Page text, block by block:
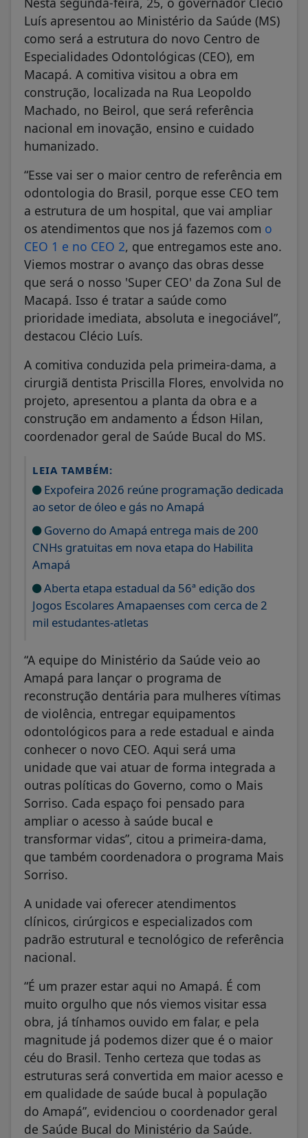
Luís apresentou ao Ministério da Saúde (MS)
como será a estrutura do novo Centro de
Especialidades Odontológicas (CEO), em
Macapá. A comitiva visitou a obra em
construção, localizada na Rua Leopoldo
Machado, no Beirol, que será referência
nacional em inovação, ensino e cuidado
humanizado.
“Esse vai ser o maior centro de referência em
odontologia do Brasil, porque esse CEO tem
a estrutura de um hospital, que vai ampliar
os atendimentos que nos já fazemos com o
CEO 1 e no CEO 2, que entregamos este ano.
Viemos mostrar o avanço das obras desse
que será o nosso 'Super CEO' da Zona Sul de
Macapá. Isso é tratar a saúde como
prioridade imediata, absoluta e inegociável”,
destacou Clécio Luís.
A comitiva conduzida pela primeira-dama, a
cirurgiã dentista Priscilla Flores, envolvida no
projeto, apresentou a planta da obra e a
construção em andamento a Édson Hilan,
coordenador geral de Saúde Bucal do MS.
LEIA TAMBÉM:
Expofeira 2026 reúne programação dedicada
ao setor de óleo e gás no Amapá
Governo do Amapá entrega mais de 200
CNHs gratuitas em nova etapa do Habilita
Amapá
Aberta etapa estadual da 56ª edição dos
Jogos Escolares Amapaenses com cerca de 2
mil estudantes-atletas
“A equipe do Ministério da Saúde veio ao
Amapá para lançar o programa de
reconstrução dentária para mulheres vítimas
de violência, entregar equipamentos
odontológicos para a rede estadual e ainda
conhecer o novo CEO. Aqui será uma
unidade que vai atuar de forma integrada a
outras políticas do Governo, como o Mais
Sorriso. Cada espaço foi pensado para
ampliar o acesso à saúde bucal e
transformar vidas”, citou a primeira-dama,
que também coordenadora o programa Mais
Sorriso.
A unidade vai oferecer atendimentos
clínicos, cirúrgicos e especializados com
padrão estrutural e tecnológico de referência
nacional.
“É um prazer estar aqui no Amapá. É com
muito orgulho que nós viemos visitar essa
obra, já tínhamos ouvido em falar, e pela
magnitude já podemos dizer que é o maior
céu do Brasil. Tenho certeza que todas as
estruturas será convertida em maior acesso e
em qualidade de saúde bucal à população
do Amapá”, evidenciou o coordenador geral
de Saúde Bucal do Ministério da Saúde.